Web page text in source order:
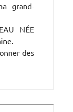
grand-
NÉE
des